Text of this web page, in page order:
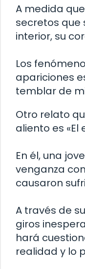
A medida
secretos que
interior, su
Los
apariciones
temblar de
Otro relato
aliento es «El
En él, una
venganza
causaron
A través de
giros
hará
realidad y lo